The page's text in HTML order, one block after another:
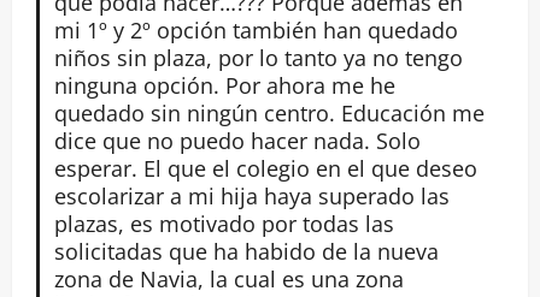
mi 1º y 2º opción también han quedado
niños sin plaza, por lo tanto ya no tengo
ninguna opción. Por ahora me he
quedado sin ningún centro. Educación me
dice que no puedo hacer nada. Solo
esperar. El que el colegio en el que deseo
escolarizar a mi hija haya superado las
plazas, es motivado por todas las
solicitadas que ha habido de la nueva
zona de Navia, la cual es una zona